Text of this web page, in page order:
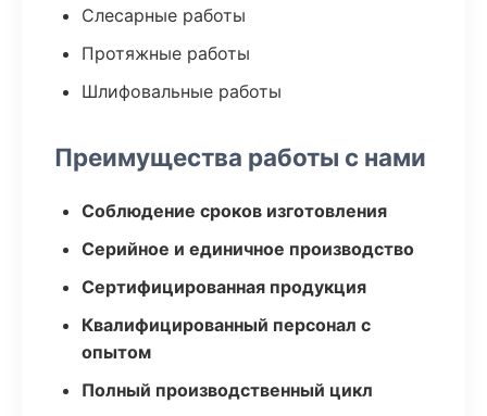
Слесарные работы
Протяжные работы
Шлифовальные работы
Преимущества работы с нами
Соблюдение сроков изготовления
Серийное и единичное производство
Сертифицированная продукция
Квалифицированный персонал с
опытом
Полный производственный цикл